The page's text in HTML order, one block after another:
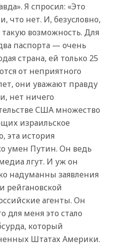
Я спросил: «Это
что нет. И, безусловно,
возможность. Для
паспорта — очень
страна, ей только 25
от неприятного
они уважают правду
нет ничего
США множество
израильское
эта история
умен Путин. Он ведь
лгут. И уж он
надуманны заявления
рейгановской
агенты. Он
для меня это стало
который
Штатах Америки.